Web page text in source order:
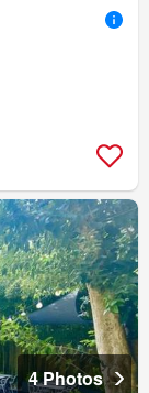
4 Photos